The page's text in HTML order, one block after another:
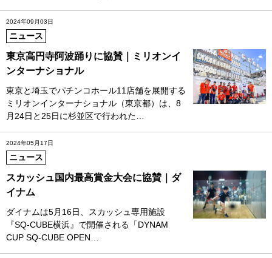
2024年09月03日
ニュース
東京高円寺阿波踊りに協賛｜ミリオンイ
ンターナショナル
東京と埼玉でパチンコホール11店舗を展開する
ミリオンインターナショナル（東京都）は、8
月24日と25日に杉並区で行われた…
2024年05月17日
ニュース
スカッシュ国内最高賞金大会に協賛｜ダ
イナム
ダイナムは5月16日、スカッシュ専用施設
『SQ-CUBE横浜』で開催される「DYNAM
CUP SQ-CUBE OPEN…